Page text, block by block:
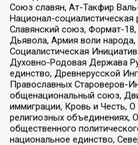
Союз славян, Ат-Такфир
Национал-социалистическая
Славянский союз, Формат-
Дьявола, Армия воли народа,
Социалистическая
Духовно-Родовая Держава
единство, Древнерусской
Православных Староверов-
общенациональный союз,
иммиграции, Кровь и Честь,
религиозных объединениях,
общественного
национальное единство,